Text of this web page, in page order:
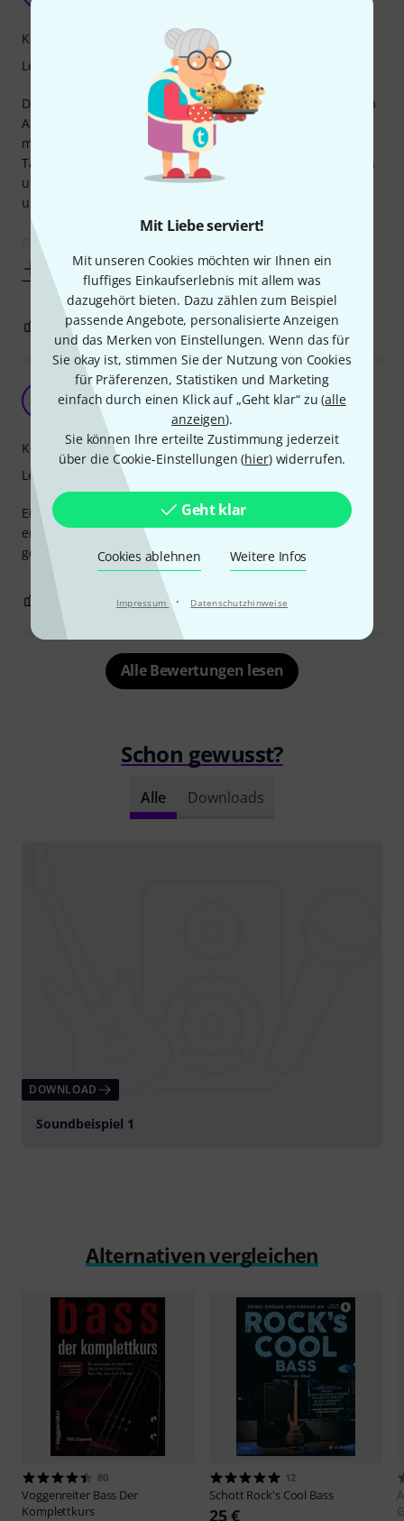
Mit Liebe serviert!
Mit unseren Cookies möchten wir Ihnen ein
fluffiges Einkaufserlebnis mit allem was
dazugehört bieten. Dazu zählen zum Beispiel
passende Angebote, personalisierte Anzeigen
und das Merken von Einstellungen. Wenn das für
Sie okay ist, stimmen Sie der Nutzung von Cookies
für Präferenzen, Statistiken und Marketing
einfach durch einen Klick auf „Geht klar“ zu (alle
anzeigen).
Sie können Ihre erteilte Zustimmung jederzeit
über die Cookie-Einstellungen (hier) widerrufen.
Geht klar
Cookies ablehnen Weitere Infos
Impressum · Datenschutzhinweise
Das Buch gibt einen guten Einstieg für jeden Bassisten. Am
Anfang lernt man den Bass an sich kennen dann geht es
mit ersten Noten los. Am besten gefällt mir das Noten und
Tabs gleichzeitig abgebildet sind. Jeder hat seine Vorlieben
und man kann vielleicht später noch einmal zurück gehen
und lernen von Noten ab zu spielen.
Die Cd ist sehr hilfreich, besonders
Mehr anzeigen
Kompetenz
Lernfaktor
0 BEWERTUNG MELDEN
Tolle Übungsbespiele
Neil T. 08.01.2018
Einfach ein tolles buch für alle die gerade anfangen ihre
ersten Töne auf den Bass zu spielen.Rundum ein
gelungenes Werk für alle bass Einsteiger
Kompetenz
Lernfaktor
BEWERTUNG MELDEN
Alle Bewertungen lesen
Schon gewusst?
Alle Downloads
DOWNLOAD
Soundbeispiel 1
Alternativen vergleichen
80
Voggenreiter Bass Der
Komplettkurs
12
Schott Rock's Cool Bass
25 €